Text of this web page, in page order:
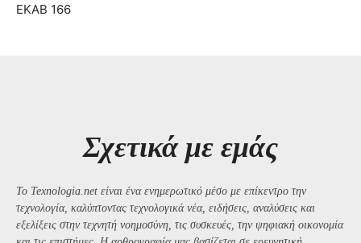
ΕΚΑΒ 166
Σχετικά με εμάς
Το Texnologia.net είναι ένα ενημερωτικό μέσο με επίκεντρο την
τεχνολογία, καλύπτοντας τεχνολογικά νέα, ειδήσεις, αναλύσεις και
εξελίξεις στην τεχνητή νοημοσύνη, τις συσκευές, την ψηφιακή οικονομία